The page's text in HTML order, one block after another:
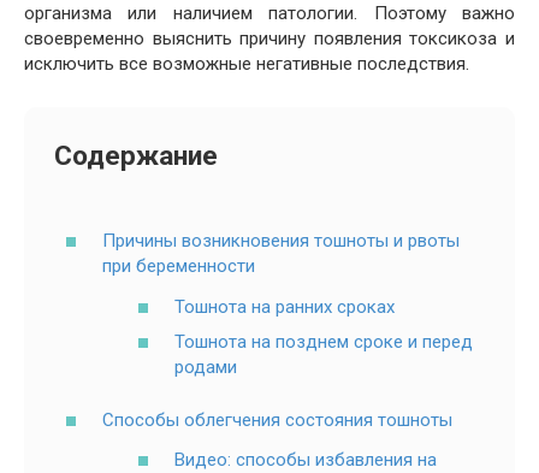
организма или наличием патологии. Поэтому важно
своевременно выяснить причину появления токсикоза и
исключить все возможные негативные последствия.
Содержание
Причины возникновения тошноты и рвоты
при беременности
Тошнота на ранних сроках
Тошнота на позднем сроке и перед
родами
Способы облегчения состояния тошноты
Видео: способы избавления на